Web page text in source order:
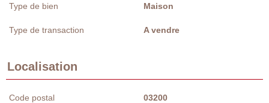
Type de bien Maison
Type de transaction A vendre
Localisation
Code postal 03200